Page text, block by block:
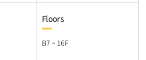
Floors
B7 ~ 16F